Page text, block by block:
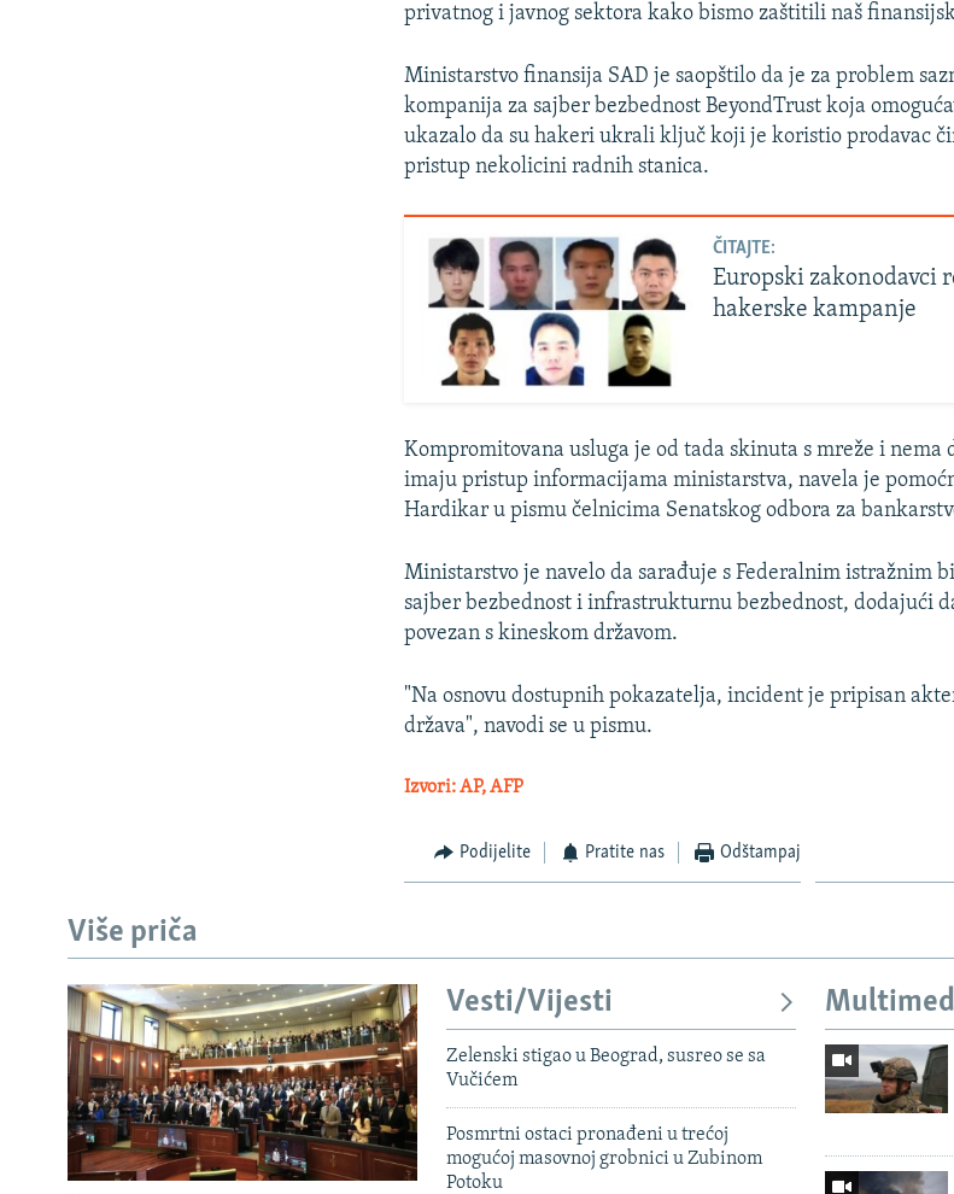
privatnog i javnog sektora kako bismo zaštitili naš
Ministarstvo finansija SAD je saopštilo da je za problem
kompanija za sajber bezbednost BeyondTrust koja
ukazalo da su hakeri ukrali ključ koji je koristio prodavac
pristup nekolicini radnih stanica.
ČITAJTE:
Europski zakonodavci
hakerske kampanje
Kompromitovana usluga je od tada skinuta s mreže i nema
imaju pristup informacijama ministarstva, navela je
Hardikar u pismu čelnicima Senatskog odbora za
Ministarstvo je navelo da sarađuje s Federalnim istražnim
sajber bezbednost i infrastrukturnu bezbednost, dodajući
povezan s kineskom državom.
"Na osnovu dostupnih pokazatelja, incident je pripisan
država", navodi se u pismu.
Izvori: AP, AFP
Podijelite Pratite nas Odštampaj
Više priča
Vesti/Vijesti
Zelenski stigao u Beograd, susreo se sa
Vučićem
Posmrtni ostaci pronađeni u trećoj
mogućoj masovnoj grobnici u Zubinom
Potoku